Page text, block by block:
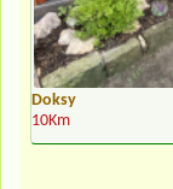
Doksy
10Km